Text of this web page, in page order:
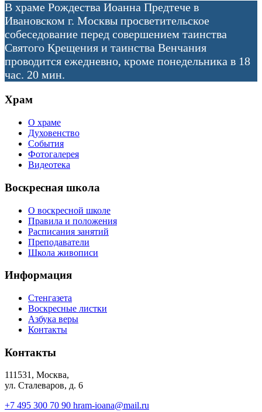
В храме Рождества Иоанна Предтече в
Ивановском г. Москвы просветительское
собеседование перед совершением таинства
Святого Крещения и таинства Венчания
проводится ежедневно, кроме понедельника в 18
час. 20 мин.
Храм
О храме
Духовенство
События
Фотогалерея
Видеотека
Воскресная школа
О воскресной школе
Правила и положения
Расписания занятий
Преподаватели
Школа живописи
Информация
Стенгазета
Воскресные листки
Азбука веры
Контакты
Контакты
111531, Москва,
ул. Сталеваров, д. 6
+7 495 300 70 90 hram-ioana@mail.ru